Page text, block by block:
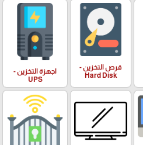
قرص التخزين -
Hard Disk
اجهزة التخزين -
UPS